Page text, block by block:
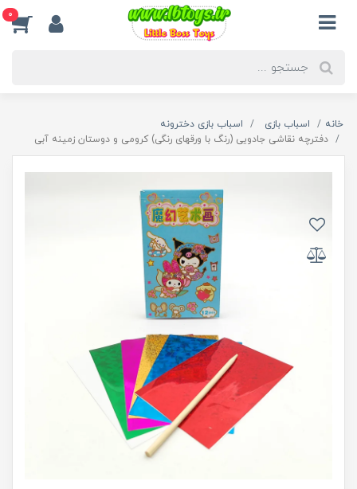
0
خانه اسباب بازی
اسباب بازی دخترونه
دفترچه نقاشی جادویی (رنگ با ورقهای رنگی) کرومی و دوستان زمینه آبی